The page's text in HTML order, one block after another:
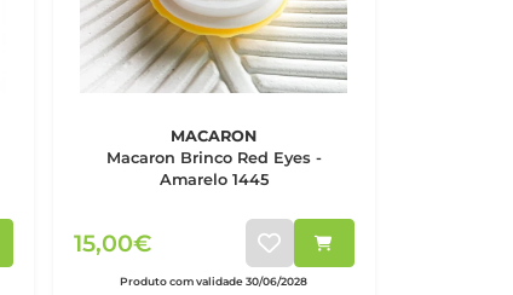
MACARON
Macaron Brinco Red Eyes -
Amarelo 1445
15,00€
Produto com validade 30/06/2028